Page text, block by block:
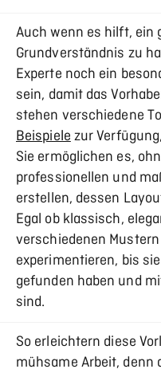
Auch wenn es hilft, ein
Grundverständnis zu
Experte noch ein
sein, damit das
stehen verschiedene
Beispielezur
Sie ermöglichen es,
professionellen und
erstellen, dessen
Egal ob klassisch,
verschiedenen
experimentieren, bis
gefunden haben und
sind.
So erleichtern diese
mühsame Arbeit, denn